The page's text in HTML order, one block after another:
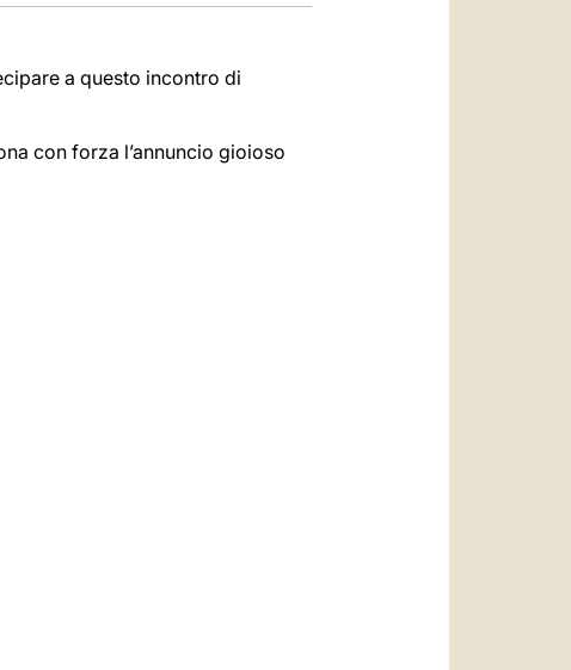
a questo incontro di
con forza l’annuncio gioioso